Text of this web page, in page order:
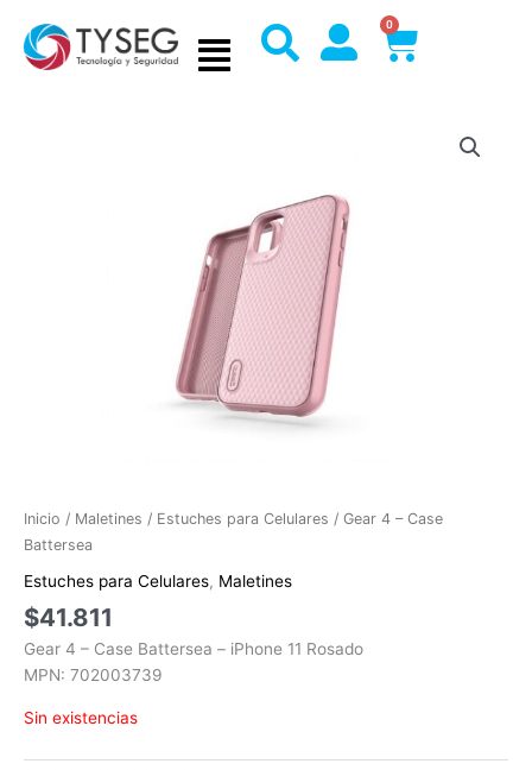
contenido
0
Cart
Inicio / Maletines / Estuches para Celulares / Gear 4 – Case
Battersea
Estuches para Celulares, Maletines
$41.811
Gear 4 – Case Battersea – iPhone 11 Rosado
MPN: 702003739
Sin existencias